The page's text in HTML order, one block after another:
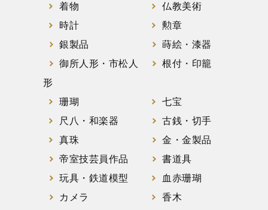
着物
仏教美術
時計
勲章
銀製品
蒔絵・漆器
御所人形・市松人
形
根付・印籠
珊瑚
七宝
尺八・和楽器
古銭・切手
真珠
金・金製品
帝室技芸員作品
書道具
玩具・鉄道模型
血赤珊瑚
カメラ
香木